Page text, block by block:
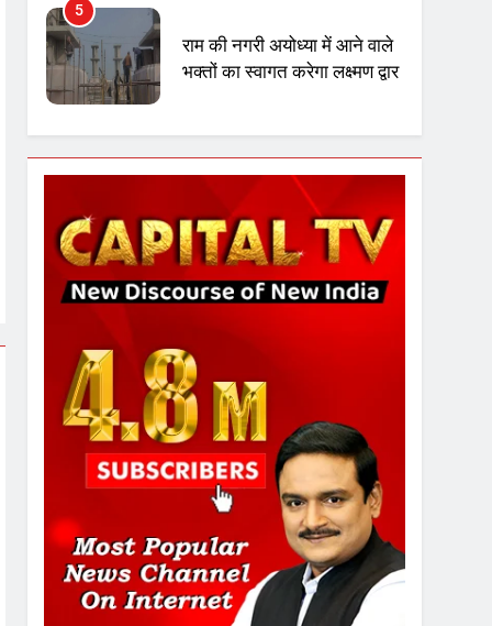
5
राम की नगरी अयोध्या में आने वाले
भक्तों का स्वागत करेगा लक्ष्मण द्वार
6
उत्तर प्रदेश में गांवों में बढ़ेंगी
सुविधाएं: 67% बढ़ा पंचायतों का
बजट
7
गाजा युद्धविराम को लेकर बड़ी खबरें
8
चुनाव से पहले लालू परिवार पर बड़ा
झटका, दिल्ली कोर्ट ने IRCTC
घोटाले में आरोप तय किए
SRN अस्पताल का नाम अमर
शहीद ठाकुर रोशन सिंह के नाम पर
करने की मांग तेज